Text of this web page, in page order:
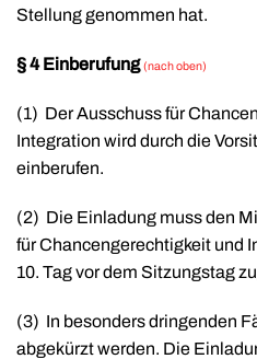
Stellung genommen hat.
§ 4 Einberufung(nach oben)
(1) Der Ausschuss für
Integration wird durch die
einberufen.
(2) Die Einladung muss den
für Chancengerechtigkeit und
10. Tag vor dem Sitzungstag
(3) In besonders dringenden
abgekürzt werden. Die